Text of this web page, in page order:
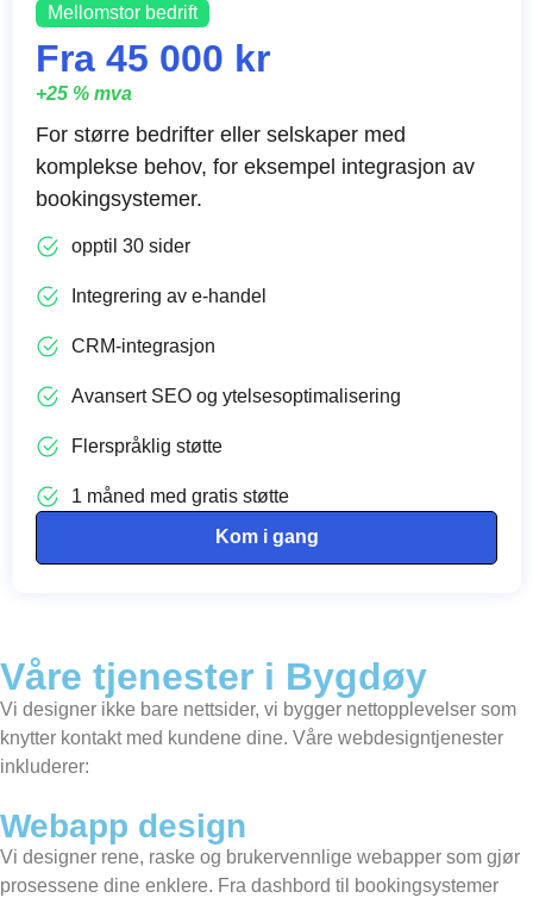
Mellomstor bedrift
Fra 45 000 kr
+25 % mva
For større bedrifter eller selskaper med
komplekse behov, for eksempel integrasjon av
bookingsystemer.
opptil 30 sider
Integrering av e-handel
CRM-integrasjon
Avansert SEO og ytelsesoptimalisering
Flerspråklig støtte
1 måned med gratis støtte
Kom i gang
Våre tjenester i Bygdøy
Vi designer ikke bare nettsider, vi bygger nettopplevelser som
knytter kontakt med kundene dine. Våre webdesigntjenester
inkluderer:
Webapp design
Vi designer rene, raske og brukervennlige webapper som gjør
prosessene dine enklere. Fra dashbord til bookingsystemer